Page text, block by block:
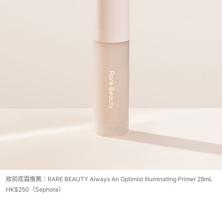
妝前底霜推薦：RARE BEAUTY Always An Optimist Illuminating Primer 28mL
HK$250（Sephora）